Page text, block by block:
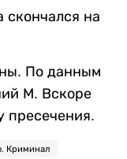
на
По данным
М. Вскоре
пресечения.
Криминал